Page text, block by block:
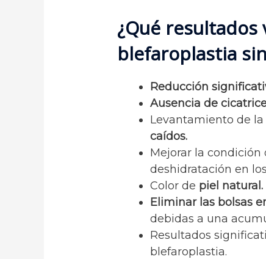
¿Qué resultados
blefaroplastia
Reducción
Ausencia de
Levantamiento de
caídos.
Mejorar la condición
deshidratación en
Color de piel natural.
Eliminar las bolsas
debidas a una
Resultados
blefaroplastia.